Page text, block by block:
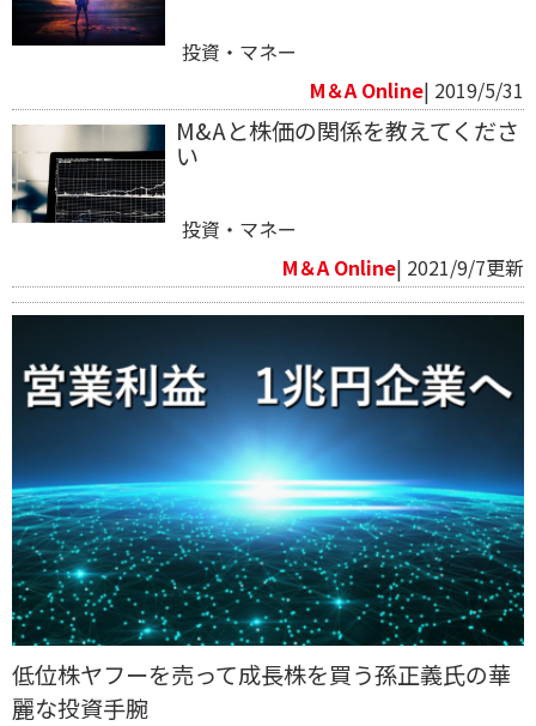
投資・マネー
M＆A Online| 2019/5/31
M&Aと株価の関係を教えてくださ
い
投資・マネー
M＆A Online| 2021/9/7更新
低位株ヤフーを売って成長株を買う孫正義氏の華
麗な投資手腕